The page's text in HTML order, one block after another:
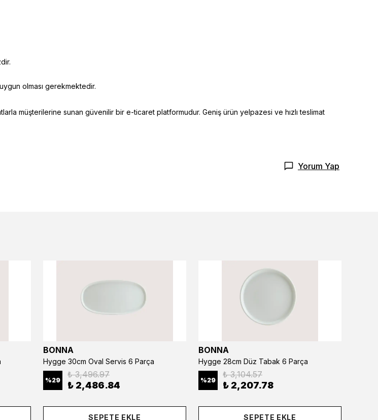
olması gerekmektedir.
müşterilerine sunan güvenilir bir e-ticaret platformudur. Geniş ürün yelpazesi ve hızlı teslimat
Yorum Yap
BONNA
Hygge 30cm Oval Servis 6 Parça
%29
₺ 3,496.97
₺ 2,486.84
SEPETE EKLE
BONNA
Hygge 28cm Düz Tabak 6 Parça
%29
₺ 3,104.57
₺ 2,207.78
SEPETE EKLE